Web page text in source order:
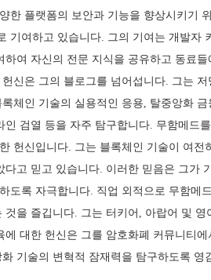
한 플랫폼의 보안과 기능을 향상시키기
기여하고 있습니다. 그의 기여는 개발자
여 자신의 전문 지식을 공유하고 동료들
신은 그의 블로그를 넘어섭니다. 그는
체인 기술의 실용적인 응용, 탈중앙화
검열 등을 자주 탐구합니다. 무함메드
헌신입니다. 그는 블록체인 기술이 여전
고 믿고 있습니다. 이러한 믿음은 그가
도록 자극합니다. 직업 외적으로 무함메
을 즐깁니다. 그는 터키어, 아랍어 및 영
대한 헌신은 그를 암호화폐 커뮤니티에
기술의 변혁적 잠재력을 탐구하도록 영